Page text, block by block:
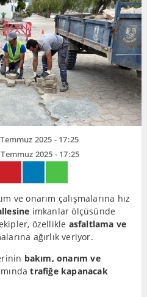
2025 - 17:25
2025 - 17:25
ve onarım çalışmalarına hız
imkanlar ölçüsünde
özellikle asfaltlama ve
ağırlık veriyor.
bakım, onarım ve
trafiğe kapanacak